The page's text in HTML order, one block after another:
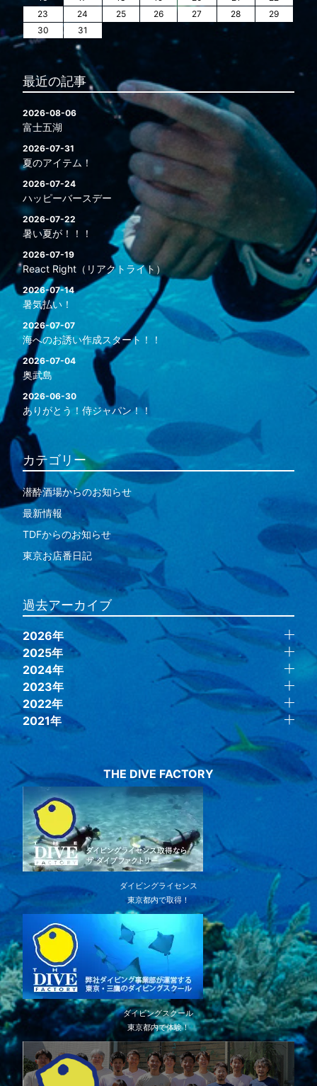
23
24 25 26 27 28
29
30
31
最近の記事
2026-08-06
富士五湖
2026-07-31
夏のアイテム！
2026-07-24
ハッピーバースデー
2026-07-22
暑い夏が！！！
2026-07-19
React Right（リアクトライト）
2026-07-14
暑気払い！
2026-07-07
海へのお誘い作成スタート！！
2026-07-04
奥武島
2026-06-30
ありがとう！侍ジャパン！！
カテゴリー
潜酔酒場からのお知らせ
最新情報
TDFからのお知らせ
東京お店番日記
過去アーカイブ
2026年
2025年
2024年
2023年
2022年
2021年
THE DIVE FACTORY
ダイビングライセンス
東京都内で取得！
ダイビングスクール
東京都内で体験！